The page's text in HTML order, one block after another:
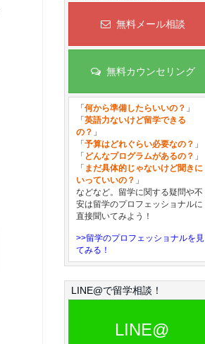
無料メール相談
無料カウンセリング
「 何から準備したらいいの？ 」
「 英語力ないけど留学できる
の？ 」
「 予算はどれぐらい必要なの？ 」
「 どんなプログラムがあるの？ 」
「 まだ具体的じゃないけど聞きに
いっていいの？ 」
などなど。留学に関する疑問や不
安は留学のプロフェッショナルに
直接聞いてみよう！
>>留学のプロフェッショナルを見
てみる！
LINE@で留学相談！
LINE@